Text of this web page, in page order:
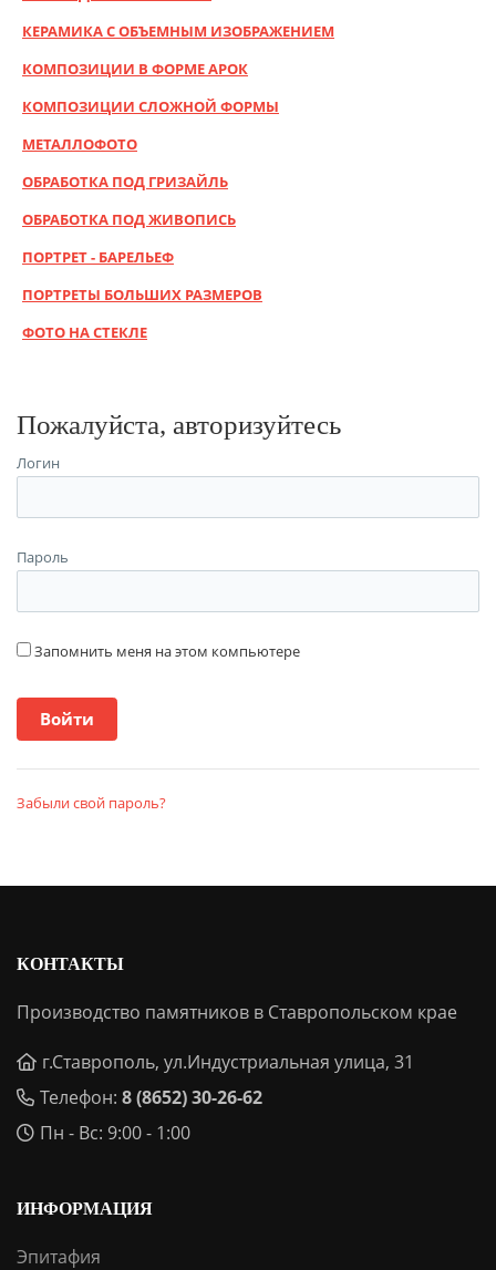
КЕРАМИКА С ОБЪЕМНЫМ ИЗОБРАЖЕНИЕМ
КОМПОЗИЦИИ В ФОРМЕ АРОК
КОМПОЗИЦИИ СЛОЖНОЙ ФОРМЫ
МЕТАЛЛОФОТО
ОБРАБОТКА ПОД ГРИЗАЙЛЬ
ОБРАБОТКА ПОД ЖИВОПИСЬ
ПОРТРЕТ - БАРЕЛЬЕФ
ПОРТРЕТЫ БОЛЬШИХ РАЗМЕРОВ
ФОТО НА СТЕКЛЕ
Пожалуйста, авторизуйтесь
Логин
Пароль
Запомнить меня на этом компьютере
Забыли свой пароль?
КОНТАКТЫ
Производство памятников в Ставропольском крае
г.Ставрополь, ул.Индустриальная улица, 31
Телефон: 8 (8652) 30-26-62
Пн - Вс: 9:00 - 1:00
ИНФОРМАЦИЯ
Эпитафия